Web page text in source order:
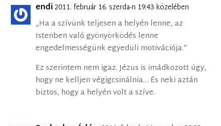
endi2011. február 16. szerda-n 19:43 közelében
„Ha a szívünk teljesen a helyén lenne, az
Istenben való gyönyörködés lenne
engedelmességünk egyedüli motivációja.”
Ez szerintem nem igaz. Jézus is imádkozott úgy,
hogy ne kelljen végigcsinálnia… És neki aztán
biztos, hogy a helyén volt a szíve.